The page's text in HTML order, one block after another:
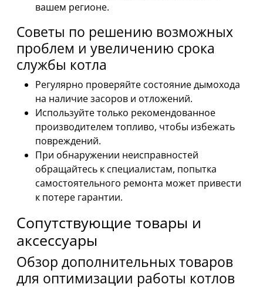
вашем регионе.
Советы по решению возможных
проблем и увеличению срока
службы котла
Регулярно проверяйте состояние дымохода
на наличие засоров и отложений.
Используйте только рекомендованное
производителем топливо, чтобы избежать
повреждений.
При обнаружении неисправностей
обращайтесь к специалистам, попытка
самостоятельного ремонта может привести
к потере гарантии.
Сопутствующие товары и
аксессуары
Обзор дополнительных товаров
для оптимизации работы котлов